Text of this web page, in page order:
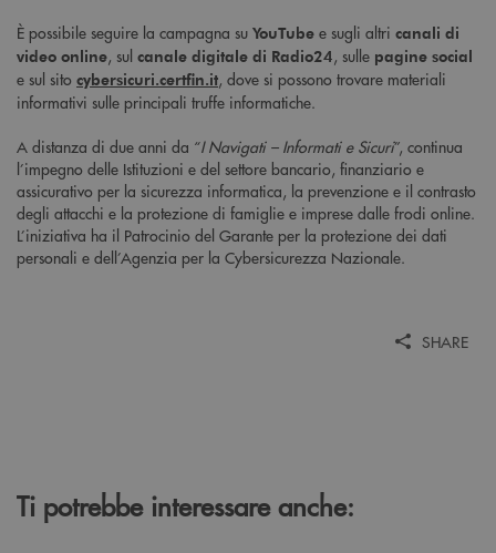
È possibile seguire la campagna su YouTube e sugli altri canali di
video online, sul canale digitale di Radio24, sulle pagine social
e sul sito cybersicuri.certfin.it, dove si possono trovare materiali
informativi sulle principali truffe informatiche.
A distanza di due anni da “I Navigati – Informati e Sicuri”, continua
l’impegno delle Istituzioni e del settore bancario, finanziario e
assicurativo per la sicurezza informatica, la prevenzione e il contrasto
degli attacchi e la protezione di famiglie e imprese dalle frodi online.
L’iniziativa ha il Patrocinio del Garante per la protezione dei dati
personali e dell’Agenzia per la Cybersicurezza Nazionale.
SHARE
Ti potrebbe interessare anche: